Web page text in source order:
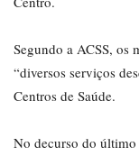
Segundo a ACSS, os
“diversos serviços
Centros de Saúde.
No decurso do